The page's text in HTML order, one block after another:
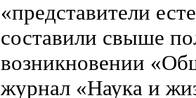
«представители
составили свыше
возникновении
журнал «Наука и